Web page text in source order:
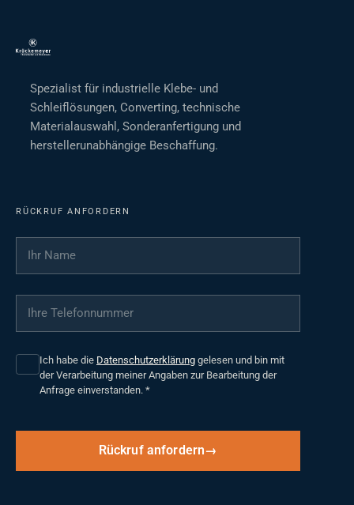
Spezialist für industrielle Klebe- und
Schleiflösungen, Converting, technische
Materialauswahl, Sonderanfertigung und
herstellerunabhängige Beschaffung.
RÜCKRUF ANFORDERN
Ihr Name
Ihre Telefonnummer
Ich habe die Datenschutzerklärung gelesen und bin mit
der Verarbeitung meiner Angaben zur Bearbeitung der
Anfrage einverstanden. *
Rückruf anfordern